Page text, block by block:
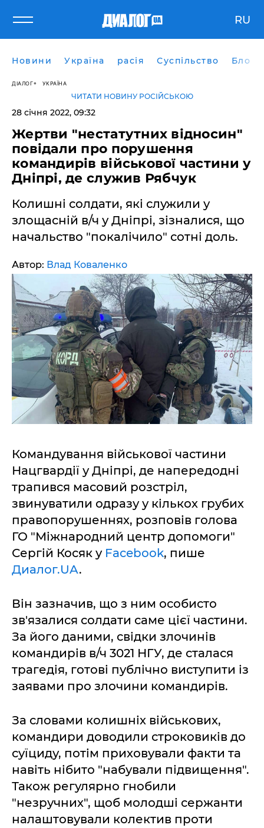
RU
Новини Україна расія Суспільство Блоги
ДІАЛОГ УКРАЇНА
ЧИТАТИ НОВИНУ РОСІЙСЬКОЮ
28 січня 2022, 09:32
Жертви "нестатутних відносин"
повідали про порушення
командирів військової частини у
Дніпрі, де служив Рябчук
Колишні солдати, які служили у
злощасній в/ч у Дніпрі, зізналися, що
начальство "покалічило" сотні доль.
Автор: Влад Коваленко
Командування військової частини
Нацгвардії у Дніпрі, де напередодні
трапився масовий розстріл,
звинуватили одразу у кількох грубих
правопорушеннях, розповів голова
ГО "Міжнародний центр допомоги"
Сергій Косяк у Facebook, пише
Диалог.UA.
Він зазначив, що з ним особисто
зв'язалися солдати саме цієї частини.
За його даними, свідки злочинів
командирів в/ч 3021 НГУ, де сталася
трагедія, готові публічно виступити із
заявами про злочини командирів.
За словами колишніх військових,
командири доводили строковиків до
суїциду, потім приховували факти та
навіть нібито "набували підвищення".
Також регулярно гнобили
"незручних", щоб молодші сержанти
налаштовували колектив проти